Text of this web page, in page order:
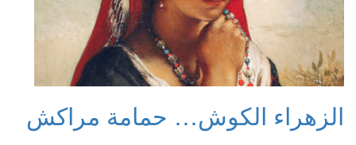
الزهراء الكوش… حمامة مراكش